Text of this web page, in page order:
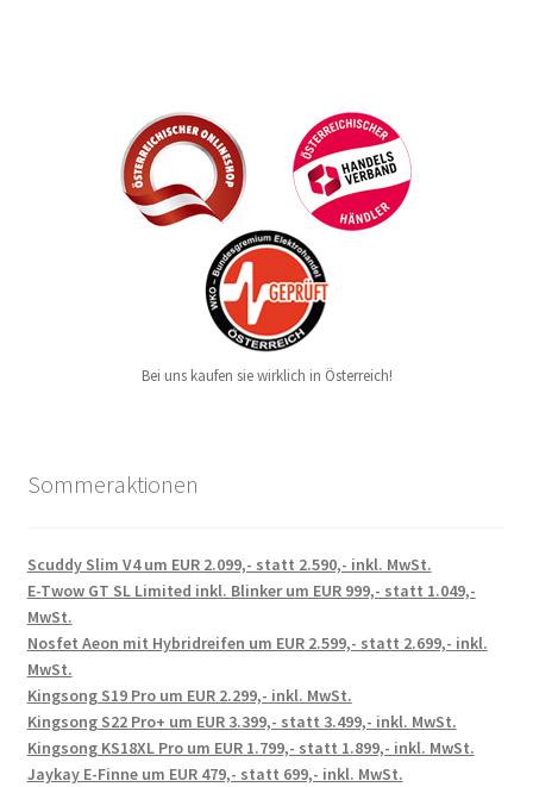
Bei uns kaufen sie wirklich in Österreich!
Sommeraktionen
Scuddy Slim V4 um EUR 2.099,- statt 2.590,- inkl. MwSt.
E-Twow GT SL Limited inkl. Blinker um EUR 999,- statt 1.049,-
MwSt.
Nosfet Aeon mit Hybridreifen um EUR 2.599,- statt 2.699,- inkl.
MwSt.
Kingsong S19 Pro um EUR 2.299,- inkl. MwSt.
Kingsong S22 Pro+ um EUR 3.399,- statt 3.499,- inkl. MwSt.
Kingsong KS18XL Pro um EUR 1.799,- statt 1.899,- inkl. MwSt.
Jaykay E-Finne um EUR 479,- statt 699,- inkl. MwSt.